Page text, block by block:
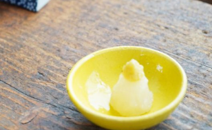
した≫ 2021年9月5日 中京テレビ キャッ
コレいくらでSHOW！』生放送のコーナー
店 らいすぼーる 小牧店が出演しました。
プがリニューアルしました！お客様により快
しみいただけるよう、表示速度などを改善し